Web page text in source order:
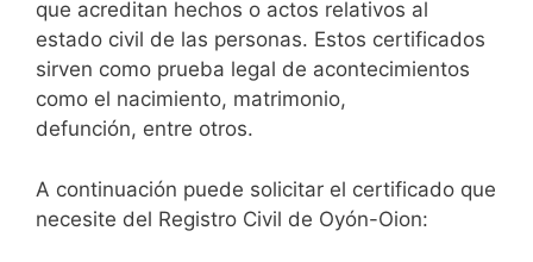
que acreditan hechos o actos relativos al
estado civil de las personas. Estos certificados
sirven como prueba legal de acontecimientos
como el nacimiento, matrimonio,
defunción, entre otros.
A continuación puede solicitar el certificado que
necesite del Registro Civil de Oyón-Oion: